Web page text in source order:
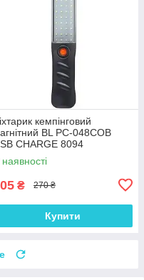
кемпінговий
BL PC-048COB
CHARGE 8094
₴ 270 ₴
Купити